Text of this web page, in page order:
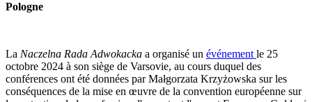
Pologne
La Naczelna Rada Adwokacka a organisé un événement le 25
octobre 2024 à son siège de Varsovie, au cours duquel des
conférences ont été données par Małgorzata Krzyżowska sur les
conséquences de la mise en œuvre de la convention européenne sur